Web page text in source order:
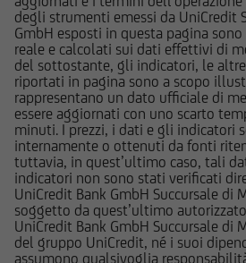
degli strumenti emessi da UniCredit
GmbH esposti in questa pagina
reale e calcolati sui dati effettivi di
del sottostante, gli indicatori, le
riportati in pagina sono a scopo
rappresentano un dato ufficiale di
essere aggiornati con uno scarto
minuti. I prezzi, i dati e gli indicatori
internamente o ottenuti da fonti
tuttavia, in quest’ultimo caso, tali
indicatori non sono stati verificati
UniCredit Bank GmbH Succursale di
soggetto da quest’ultimo
UniCredit Bank GmbH Succursale di
del gruppo UniCredit, né i suoi
assumono qualsivoglia
pubblicate sul Sito, devono
necessariamente integrate
nei suddetti documenti.
Succursale di Milano non è in
responsabile delle decisioni
prese autonomamente
delle informazioni e
Sito.
UniCredit Bank - Succursale di
società del Gruppo Bancario
potrebbero avere posizioni in